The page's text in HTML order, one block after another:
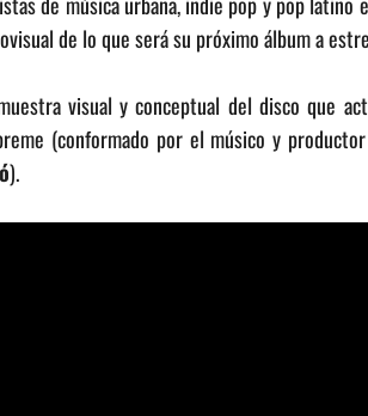
de lo que será su próximo álbum a
visual y conceptual del disco que
(conformado por el músico y
).